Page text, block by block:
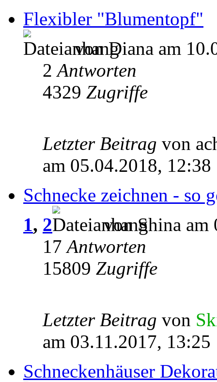
Flexibler "Blumentopf"
von Diana am
2Antworten
4329 Zugriffe
Letzter Beitrag von
am 05.04.2018, 12:38
Schnecke zeichnen - so
1, 2
von Shina am
17Antworten
15809 Zugriffe
Letzter Beitrag von
am 03.11.2017, 13:25
Schneckenhäuser